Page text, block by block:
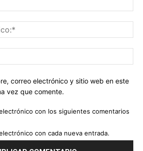
correo electrónico y sitio web en este
vez que comente.
con los siguientes comentarios
con cada nueva entrada.